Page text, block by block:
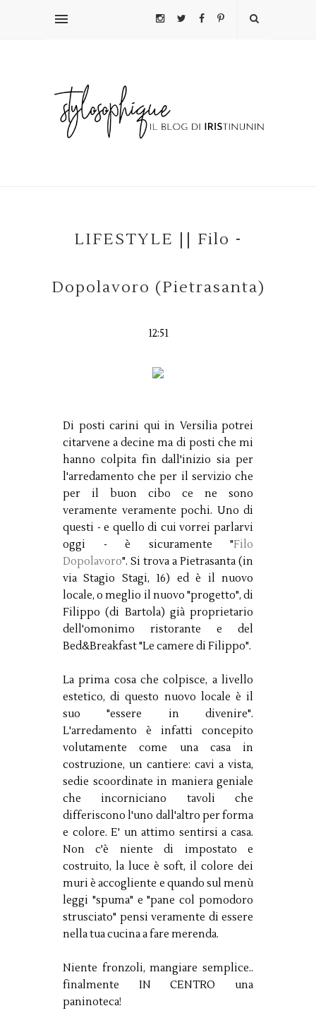
LIFESTYLE || Filo -
Dopolavoro (Pietrasanta)
12:51
Di posti carini qui in Versilia potrei
citarvene a decine ma di posti che mi
hanno colpita fin dall'inizio sia per
l'arredamento che per il servizio che
per il buon cibo ce ne sono
veramente veramente pochi. Uno di
questi - e quello di cui vorrei parlarvi
oggi - è sicuramente "Filo
Dopolavoro". Si trova a Pietrasanta (in
via Stagio Stagi, 16) ed è il nuovo
locale, o meglio il nuovo "progetto", di
Filippo (di Bartola) già proprietario
dell'omonimo ristorante e del
Bed&Breakfast "Le camere di Filippo".
La prima cosa che colpisce, a livello
estetico, di questo nuovo locale è il
suo "essere in divenire".
L'arredamento è infatti concepito
volutamente come una casa in
costruzione, un cantiere: cavi a vista,
sedie scoordinate in maniera geniale
che incorniciano tavoli che
differiscono l'uno dall'altro per forma
e colore. E' un attimo sentirsi a casa.
Non c'è niente di impostato e
costruito, la luce è soft, il colore dei
muri è accogliente e quando sul menù
leggi "spuma" e "pane col pomodoro
strusciato" pensi veramente di essere
nella tua cucina a fare merenda.
Niente fronzoli, mangiare semplice..
finalmente IN CENTRO una
paninoteca!